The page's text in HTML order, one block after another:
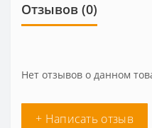
Отзывов (0)
Нет отзывов о данном
+ Написать отзыв